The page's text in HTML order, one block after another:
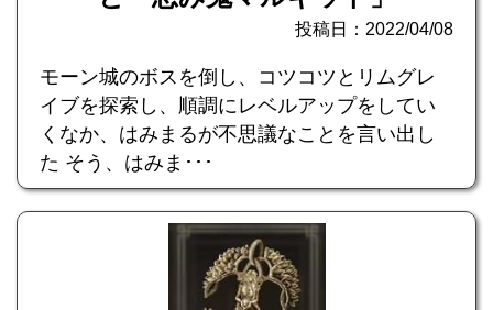
投稿日：2022/04/08
モーン城のボスを倒し、コツコツとリムグレ
イブを探索し、順調にレベルアップをしてい
くなか、はみまるが不思議なことを言い出し
た そう、はみま･･･